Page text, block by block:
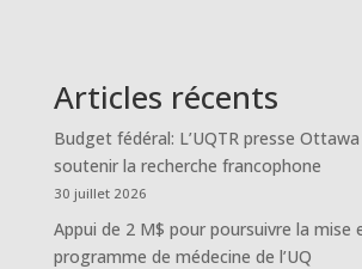
Articles récents
Budget fédéral: L’UQTR presse
soutenir la recherche francophone
30 juillet 2026
Appui de 2 M$ pour poursuivre la mise
programme de médecine de l’UQ